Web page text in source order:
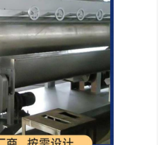
沸腾干燥机
真空耙式干燥机
喷雾干燥机
盘式干燥机